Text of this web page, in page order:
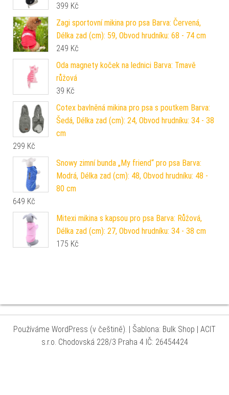
399 Kč
Zagi sportovní mikina pro psa Barva: Červená,
Délka zad (cm): 59, Obvod hrudníku: 68 - 74 cm
249 Kč
Oda magnety koček na lednici Barva: Tmavě
růžová
39 Kč
Cotex bavlněná mikina pro psa s poutkem Barva:
Šedá, Délka zad (cm): 24, Obvod hrudníku: 34 - 38
cm
299 Kč
Snowy zimní bunda „My friend“ pro psa Barva:
Modrá, Délka zad (cm): 48, Obvod hrudníku: 48 -
80 cm
649 Kč
Mitexi mikina s kapsou pro psa Barva: Růžová,
Délka zad (cm): 27, Obvod hrudníku: 34 - 38 cm
175 Kč
Používáme WordPress (v češtině). | Šablona: Bulk Shop | ACIT
s.r.o. Chodovská 228/3 Praha 4 IČ: 26454424